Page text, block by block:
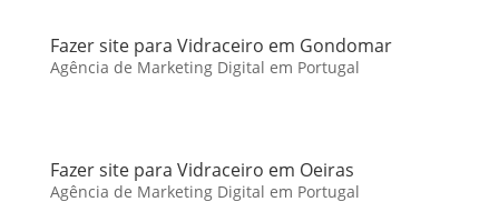
Fazer site para Vidraceiro em Gondomar
Agência de Marketing Digital em Portugal
Fazer site para Vidraceiro em Oeiras
Agência de Marketing Digital em Portugal